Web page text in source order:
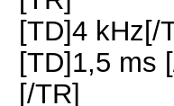
[TD]4 kHz[/
[TD]1,5 ms
[/TR]